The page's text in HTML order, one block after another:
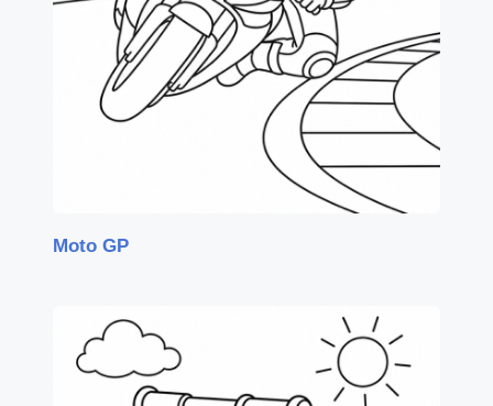
Moto GP